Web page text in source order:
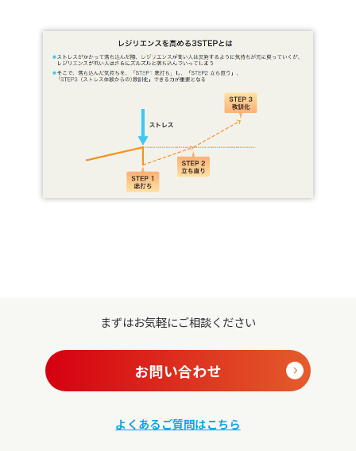
まずはお気軽にご相談ください
お問い合わせ
よくあるご質問はこちら